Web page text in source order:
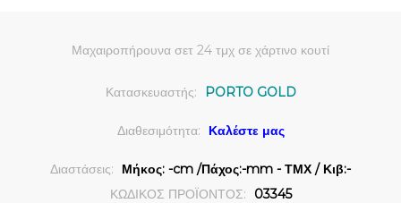
Μαχαιροπήρουνα σετ 24 τμχ σε χάρτινο κουτί
Κατασκευαστής: PORTO GOLD
Διαθεσιμότητα: Καλέστε μας
Διαστάσεις:
Μήκος: -cm /Πάχος:-mm - ΤΜΧ / Κιβ:-
ΚΩΔΙΚΟΣ ΠΡΟΪΟΝΤΟΣ:
03345